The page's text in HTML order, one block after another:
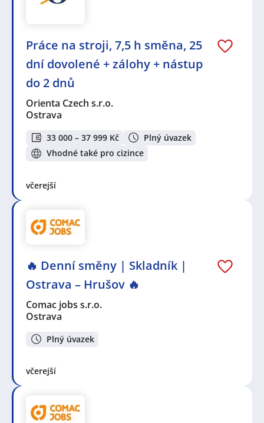
Práce na stroji, 7,5 h směna, 25
dní dovolené + zálohy + nástup
do 2 dnů
Orienta Czech s.r.o.
Ostrava
33 000 – 37 999 Kč
Plný úvazek
Vhodné také pro cizince
včerejší
🔥 Denní směny | Skladník |
Ostrava – Hrušov 🔥
Comac jobs s.r.o.
Ostrava
Plný úvazek
včerejší